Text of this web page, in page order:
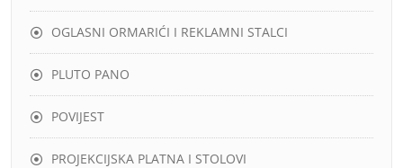
OGLASNI ORMARIĆI I REKLAMNI STALCI
PLUTO PANO
POVIJEST
PROJEKCIJSKA PLATNA I STOLOVI